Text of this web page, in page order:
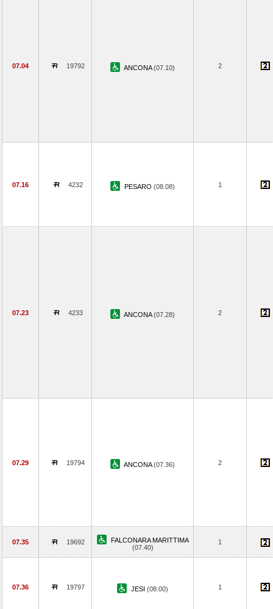
07.04 19792 ANCONA(07.10) 2
07.16 4232 PESARO (08.08) 1
07.23 4233 ANCONA(07.28) 2
07.29 19794 ANCONA(07.36) 2
07.35 19692
FALCONARA MARITTIMA
(07.40)
1
07.36 19797 JESI (08.00) 1